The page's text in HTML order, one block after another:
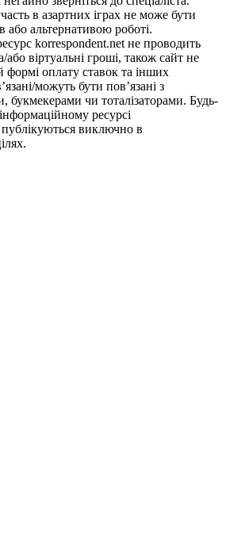
в азартних іграх не може бути
або альтернативою роботі.
korrespondent.net не проводить
або віртуальні гроші, також сайт не
формі оплату ставок та інших
можуть бути пов’язані з
букмекерами чи тоталізаторами. Будь-
ресурсі
виключно в